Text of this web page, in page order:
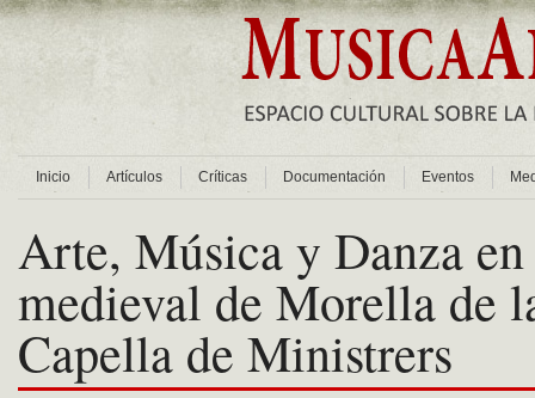
Inicio Artículos Críticas Documentación Eventos
Arte, Música y Danza
medieval de Morella de
Capella de Ministrers